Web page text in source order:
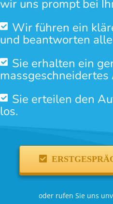
wir uns prompt bei
Wir führen ein
und beantworten
Sie erhalten ein
massgeschneidertes
Sie erteilen den
los.
oder rufen Sie uns